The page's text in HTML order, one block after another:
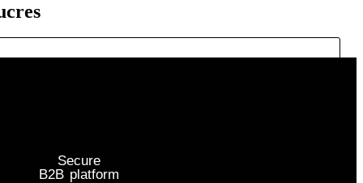
Secure
B2B platform